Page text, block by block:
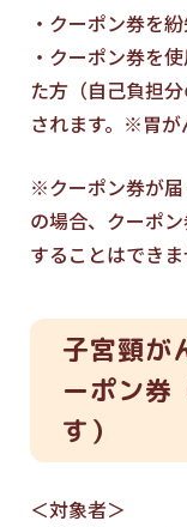
・クーポン券を
・クーポン券を
た方（自己負担
されます。※胃が
※クーポン券が
の場合、クーポ
することはでき
子宮頸が
ーポン券
す）
＜対象者＞